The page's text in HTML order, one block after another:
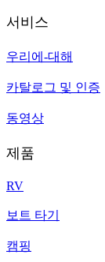
서비스
우리에-대해
카탈로그 및 인증
동영상
제품
RV
보트 타기
캠핑